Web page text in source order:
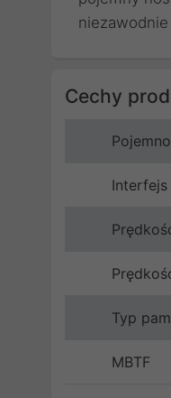
niezawodnie
Cechy
Interfejs
Typ
MBTF